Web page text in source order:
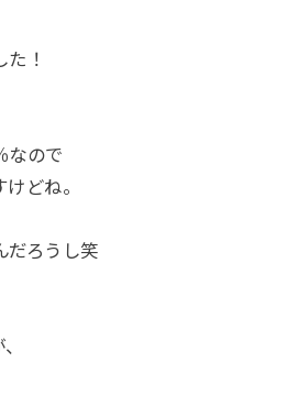
！
なので
どね。
だろうし笑